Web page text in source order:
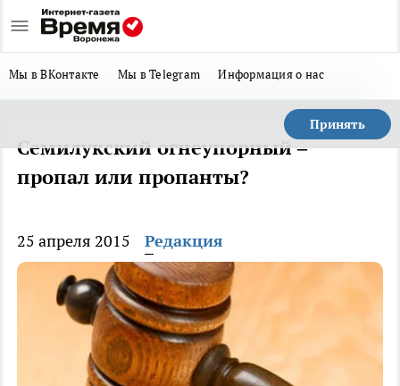
Мы в ВКонтакте Мы в Telegram Информация о нас
Принять
Семилукский огнеупорный –
пропал или пропанты?
25 апреля 2015 Редакция